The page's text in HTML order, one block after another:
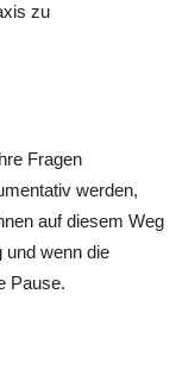
zu
Fragen
werden,
auf diesem Weg
und wenn die
Pause.